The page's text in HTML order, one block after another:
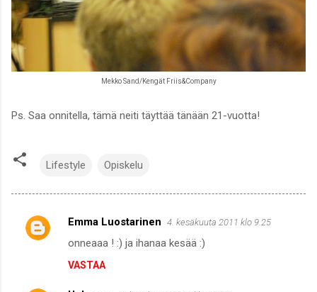
Mekko Sand/Kengät Friis&Company
Ps. Saa onnitella, tämä neiti täyttää tänään 21-vuotta!
Lifestyle Opiskelu
K
m
Emma Luostarinen 4. kesäkuuta 2011 klo 9.25
onneaaa ! :) ja ihanaa kesää :)
VASTAA